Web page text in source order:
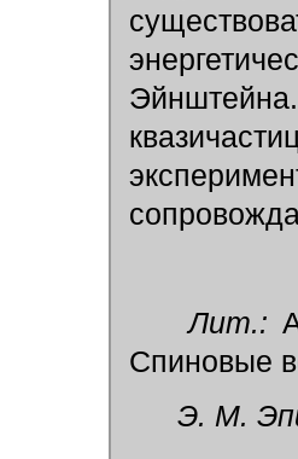
Лит.:
Спиновые
Э. М.